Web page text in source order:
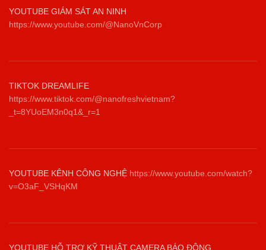
YOUTUBE GIÁM SÁT AN NINH
https://www.youtube.com/@NanoVnCorp
TIKTOK DREAMLIFE
https://www.tiktok.com/@nanofreshvietnam?
_t=8YUoEM3n0q1&_r=1
YOUTUBE KÊNH CÔNG NGHỆ https://www.youtube.com/watch?
v=O3aF_VSHqKM
YOUTUBE HỖ TRỢ KỸ THUẬT CAMERA BÁO ĐỘNG